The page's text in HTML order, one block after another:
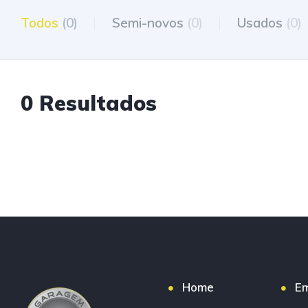
Todos (0) Semi-novos (0) Usados (0)
0 Resultados
Home